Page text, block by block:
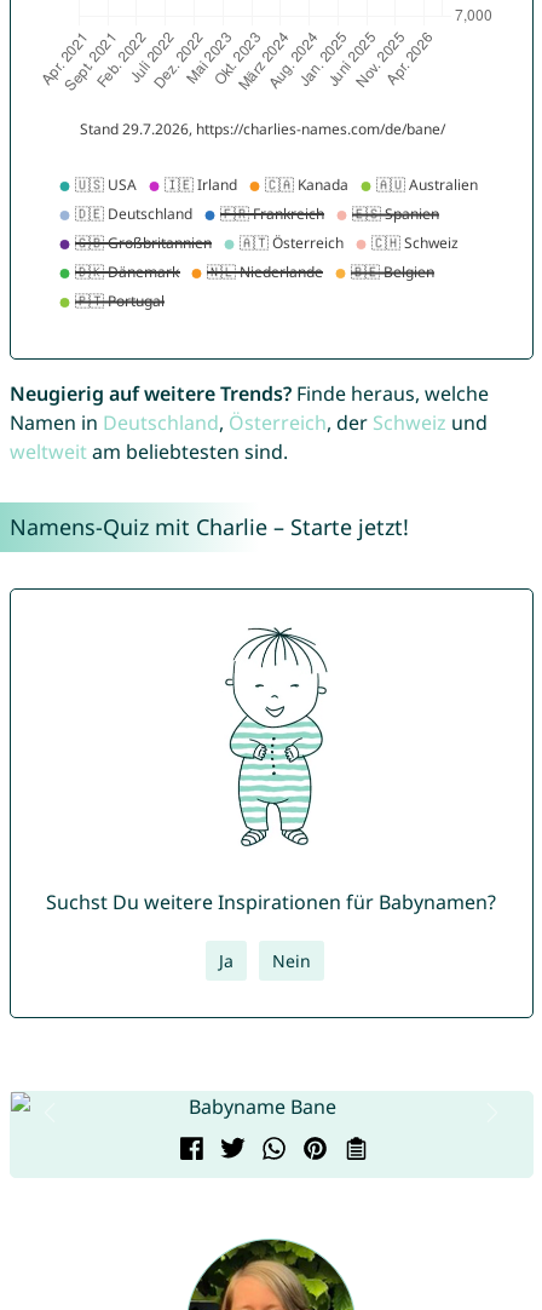
Neugierig auf weitere Trends?Finde heraus, welche
Namen in Deutschland, Österreich, der Schweiz und
weltweitam beliebtesten sind.
Namens-Quiz mit Charlie – Starte jetzt!
Suchst Du weitere Inspirationen für Babynamen?
Ja Nein